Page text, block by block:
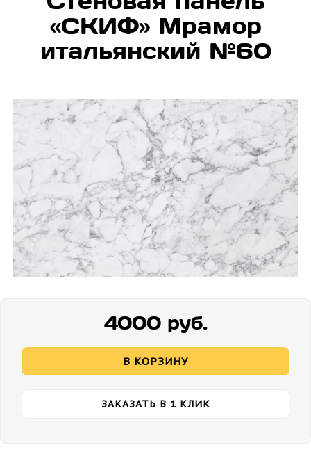
«СКИФ» Мрамор
итальянский №60
4000 руб.
В КОРЗИНУ
ЗАКАЗАТЬ В 1 КЛИК